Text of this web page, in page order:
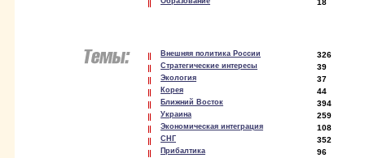
18
Внешняя политика России 326
Стратегические интересы 39
Экология 37
Корея 44
Ближний Восток 394
Украина 259
Экономическая интеграция 108
СНГ 352
Прибалтика 96